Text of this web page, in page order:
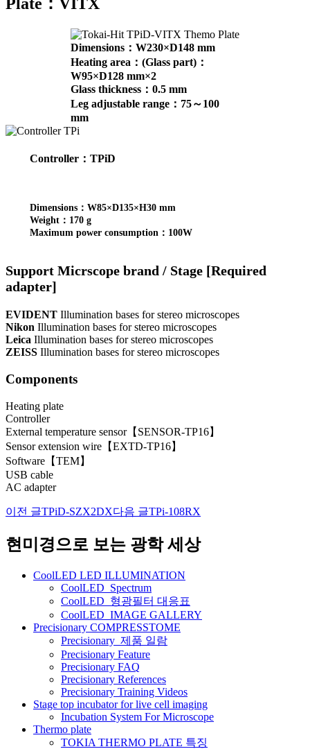
Dimensions：W230×D148 mm
Heating area：(Glass part)：
W95×D128 mm×2
Glass thickness：0.5 mm
Leg adjustable range：75～100
mm
Controller：TPiD
Dimensions：W85×D135×H30 mm
Weight：170 g
Maximum power consumption：100W
Support Micrscope brand / Stage [Required
adapter]
EVIDENT Illumination bases for stereo microscopes
Nikon Illumination bases for stereo microscopes
Leica Illumination bases for stereo microscopes
ZEISS Illumination bases for stereo microscopes
Components
Heating plate
Controller
External temperature sensor【SENSOR-TP16】
Sensor extension wire【EXTD-TP16】
Software【TEM】
USB cable
AC adapter
글
네
이전 글TPiD-SZX2DX다음 글TPi-108RX
현미경으로 보는 광학 세상
CoolLED LED ILLUMINATION
CoolLED_Spectrum
CoolLED_형광필터 대응표
CoolLED_IMAGE GALLERY
Precisionary COMPRESSTOME
Precisionary_제품 일람
Precisionary Feature
Precisionary FAQ
Precisionary References
Precisionary Training Videos
Stage top incubator for live cell imaging
Incubation System For Microscope
Thermo plate
TOKIA THERMO PLATE 특징